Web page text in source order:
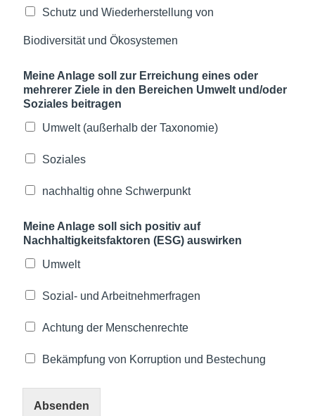
Schutz und Wiederherstellung von
Biodiversität und Ökosystemen
Meine Anlage soll zur Erreichung eines oder
mehrerer Ziele in den Bereichen Umwelt und/oder
Soziales beitragen
Umwelt (außerhalb der Taxonomie)
Soziales
nachhaltig ohne Schwerpunkt
Meine Anlage soll sich positiv auf
Nachhaltigkeitsfaktoren (ESG) auswirken
Umwelt
Sozial- und Arbeitnehmerfragen
Achtung der Menschenrechte
Bekämpfung von Korruption und Bestechung
Absenden